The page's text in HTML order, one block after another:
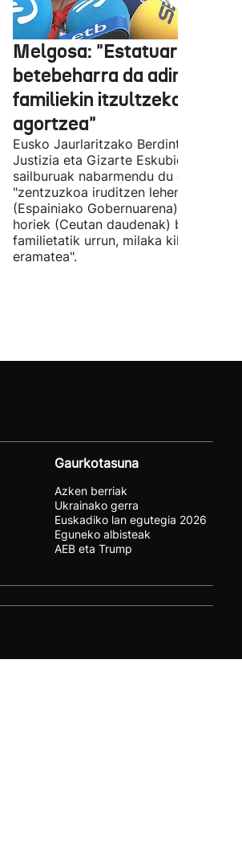
Melgosa: "Estatuaren
betebeharra da
familiekin itzultzeko bideak
agortzea"
Eusko Jaurlaritzako Berdintasun,
Justizia eta Gizarte Eskubideetako
sailburuak nabarmendu du ez zaiola
"zentzuzkoa iruditzen lehen
(Espainiako Gobernuarena) adingabe
horiek (Ceutan daudenak) beren
familietatik urrun, milaka
eramatea".
Gaurkotasuna
Azken berriak
Ukrainako gerra
Euskadiko lan egutegia 2026
Eguneko albisteak
AEB eta Trump